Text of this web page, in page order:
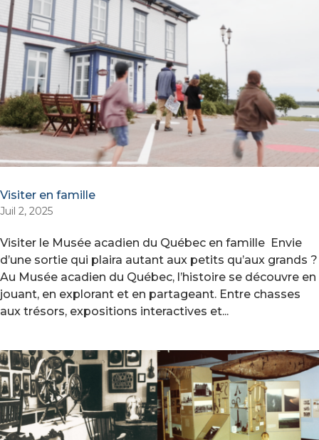
Visiter en famille
Juil 2, 2025
Visiter le Musée acadien du Québec en famille Envie
d’une sortie qui plaira autant aux petits qu’aux grands ?
Au Musée acadien du Québec, l’histoire se découvre en
jouant, en explorant et en partageant. Entre chasses
aux trésors, expositions interactives et...